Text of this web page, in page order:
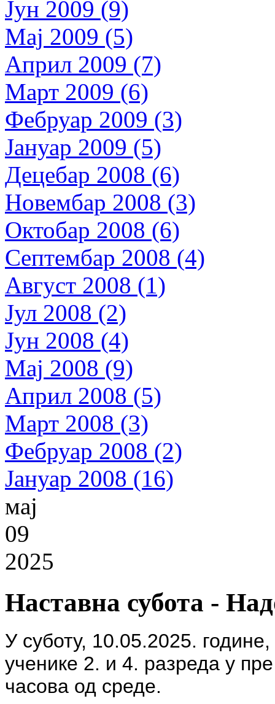
Јун 2009 (9)
Мај 2009 (5)
Април 2009 (7)
Март 2009 (6)
Фебруар 2009 (3)
Јануар 2009 (5)
Децебар 2008 (6)
Новембар 2008 (3)
Октобар 2008 (6)
Септембар 2008 (4)
Август 2008 (1)
Јул 2008 (2)
Јун 2008 (4)
Мај 2008 (9)
Април 2008 (5)
Март 2008 (3)
Фебруар 2008 (2)
Јануар 2008 (16)
мај
09
2025
Наставна субота -
У суботу, 10.05.2025.
ученике 2. и 4. разреда у
часова од среде.